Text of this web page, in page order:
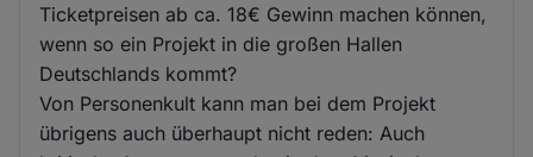
Ticketpreisen ab ca. 18€ Gewinn machen können,
wenn so ein Projekt in die großen Hallen
Deutschlands kommt?
Von Personenkult kann man bei dem Projekt
übrigens auch überhaupt nicht reden: Auch